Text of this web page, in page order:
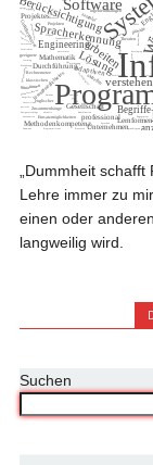
„Dummheit schafft
Lehre immer zu
einen oder
langweilig wird.
Suchen